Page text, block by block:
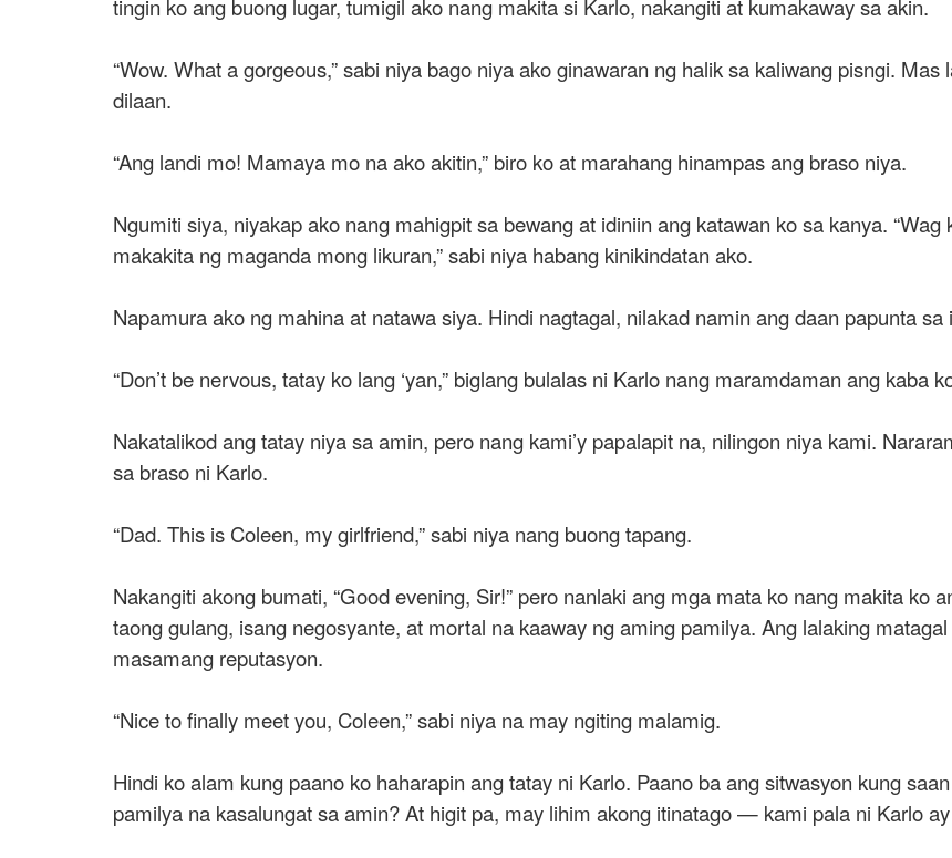
tingin ko ang buong lugar, tumigil ako nang makita si Karlo, nakangiti at kumakaway sa akin.
“Wow. What a gorgeous,” sabi niya bago niya ako ginawaran ng halik sa kaliwang pisngi.
dilaan.
“Ang landi mo! Mamaya mo na ako akitin,” biro ko at marahang hinampas ang braso niya.
Ngumiti siya, niyakap ako nang mahigpit sa bewang at idiniin ang katawan ko sa kanya. “Wag
makakita ng maganda mong likuran,” sabi niya habang kinikindatan ako.
Napamura ako ng mahina at natawa siya. Hindi nagtagal, nilakad namin ang daan papunta
“Don’t be nervous, tatay ko lang ‘yan,” biglang bulalas ni Karlo nang maramdaman ang kaba
Nakatalikod ang tatay niya sa amin, pero nang kami’y papalapit na, nilingon niya kami.
sa braso ni Karlo.
“Dad. This is Coleen, my girlfriend,” sabi niya nang buong tapang.
Nakangiti akong bumati, “Good evening, Sir!” pero nanlaki ang mga mata ko nang makita
taong gulang, isang negosyante, at mortal na kaaway ng aming pamilya. Ang lalaking
masamang reputasyon.
“Nice to finally meet you, Coleen,” sabi niya na may ngiting malamig.
Hindi ko alam kung paano ko haharapin ang tatay ni Karlo. Paano ba ang sitwasyon kung
pamilya na kasalungat sa amin? At higit pa, may lihim akong itinatago — kami pala ni Karlo